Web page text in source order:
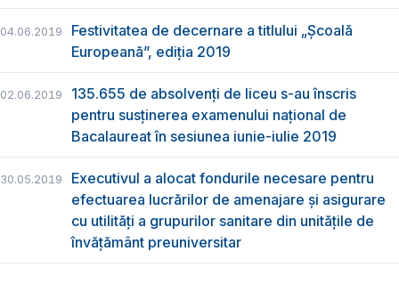
04.06.2019
Festivitatea de decernare a titlului „Şcoală
Europeană”, ediția 2019
02.06.2019
135.655 de absolvenţi de liceu s-au înscris
pentru susţinerea examenului naţional de
Bacalaureat în sesiunea iunie-iulie 2019
30.05.2019
Executivul a alocat fondurile necesare pentru
efectuarea lucrărilor de amenajare și asigurare
cu utilități a grupurilor sanitare din unitățile de
învățământ preuniversitar